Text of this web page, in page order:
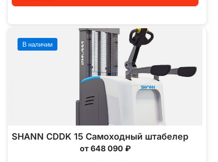
В наличии
SHANN CDDK 15 Самоходный штабелер
от 648 090 ₽